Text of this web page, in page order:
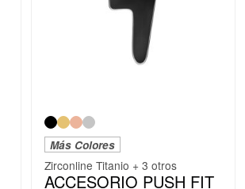
Más Colores
Zirconline Titanio + 3 otros
ACCESORIO PUSH FIT